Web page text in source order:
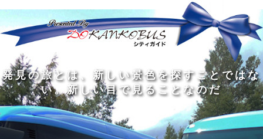
旅 の 程 に こそ価値があ る
発見の旅と は 新 し い景色を探す ことではな
い。 新 しい目 で見 る こ と なのだ
人間の幅を広 げる ものは3つある。人と会
い、 本 を読み 、旅 を す る ことだ
私は旅 をす るために旅をする
旅 の 程 に こそ価値があ る
どんなに洗 練 れ た 大人の中にも 、外に出た
くてし ょうがない小さな 子供がいる
旅をするの は 着 す るためではな く、旅をす
るた めで あ る
旅は 真 知 識 の大きな泉で ある